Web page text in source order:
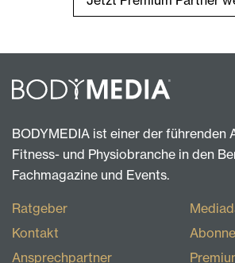
BODYMEDIA ist einer der führenden
Fitness- und Physiobranche in den
Fachmagazine und Events.
Ratgeber
Kontakt
Ansprechpartner